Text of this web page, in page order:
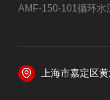
上海市嘉定区